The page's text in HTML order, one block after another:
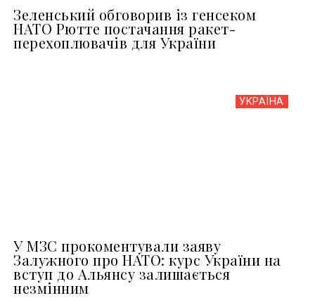
Зеленський обговорив із генсеком
НАТО Рютте постачання ракет-
перехоплювачів для України
УКРАЇНА
У МЗС прокоментували заяву
Залужного про НАТО: курс України на
вступ до Альянсу залишається
незмінним